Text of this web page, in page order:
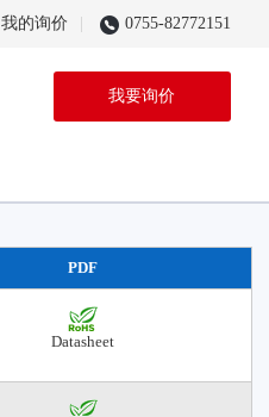
我的询价 0755-82772151
我要询价
PDF
Datasheet